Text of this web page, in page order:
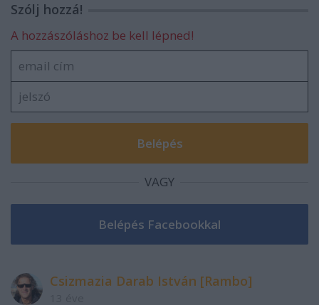
Szólj hozzá!
A hozzászóláshoz be kell lépned!
VAGY
Csizmazia Darab István [Rambo]